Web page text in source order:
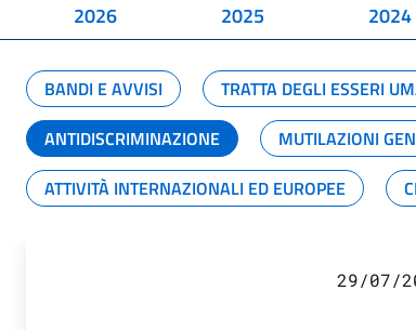
2026 2025 2024
BANDI E AVVISI TRATTA DEGLI ESSERI
ANTIDISCRIMINAZIONE
MUTILAZIONI
ATTIVITÀ INTERNAZIONALI ED EUROPEE
29/07/